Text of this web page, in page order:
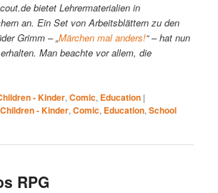
bietet Lehrermaterialien in
an. Ein Set von Arbeitsblättern zu den
Grimm – „Märchen mal anders!“ – hat nun
Man beachte vor allem, die
- Kinder,Comic, Education |
Children - Kinder,Comic, Education,School
RPG